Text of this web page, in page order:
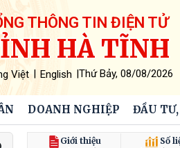
THÔNG TIN ĐIỆN TỬ
HÀ TĨNH
Việt | English |Thứ Bảy, 08/08/2026
DOANH NGHIỆP ĐẦU
Giới thiệu
Số